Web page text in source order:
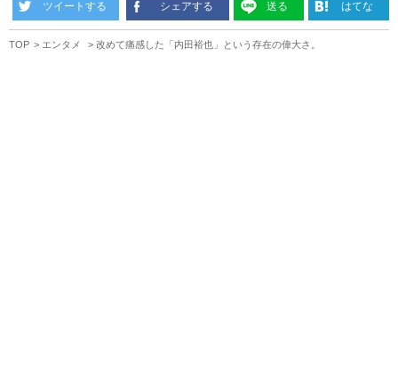
ツイートする シェアする 送る はてな
TOP エンタメ 改めて痛感した「内田裕也」という存在の偉大さ。